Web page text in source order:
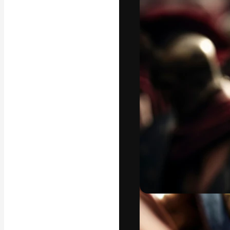
La
migliori lavori.
creativi,
Italiano
Copyright © 2010-